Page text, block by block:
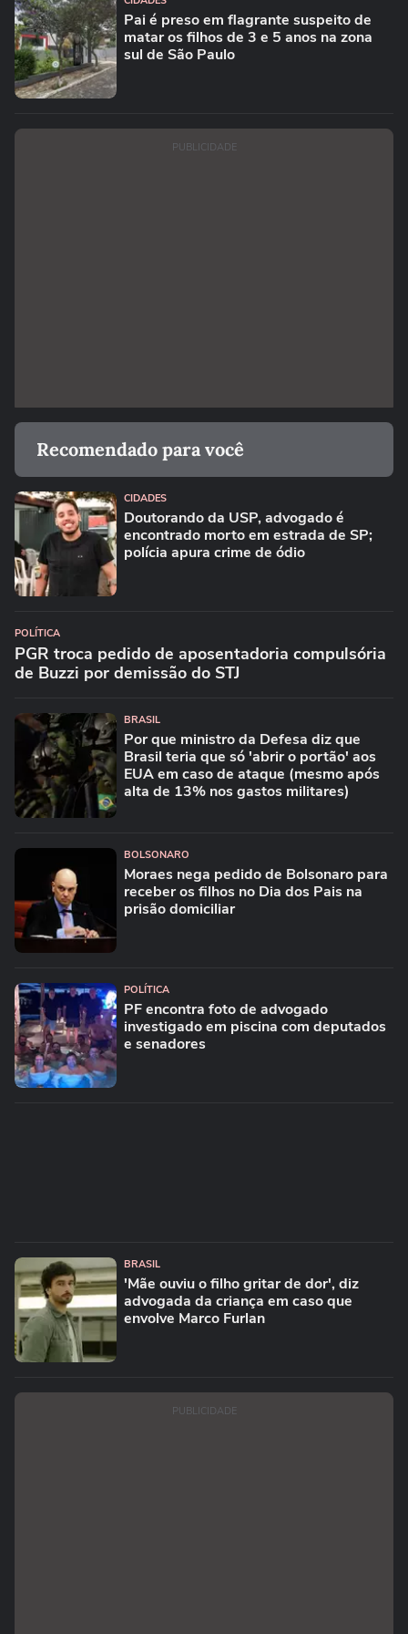
Pai é preso em flagrante suspeito de
matar os filhos de 3 e 5 anos na zona
sul de São Paulo
PUBLICIDADE
Recomendado para você
CIDADES
Doutorando da USP, advogado é
encontrado morto em estrada de SP;
polícia apura crime de ódio
POLÍTICA
PGR troca pedido de aposentadoria compulsória
de Buzzi por demissão do STJ
BRASIL
Por que ministro da Defesa diz que
Brasil teria que só 'abrir o portão' aos
EUA em caso de ataque (mesmo após
alta de 13% nos gastos militares)
BOLSONARO
Moraes nega pedido de Bolsonaro para
receber os filhos no Dia dos Pais na
prisão domiciliar
POLÍTICA
PF encontra foto de advogado
investigado em piscina com deputados
e senadores
BRASIL
'Mãe ouviu o filho gritar de dor', diz
advogada da criança em caso que
envolve Marco Furlan
PUBLICIDADE